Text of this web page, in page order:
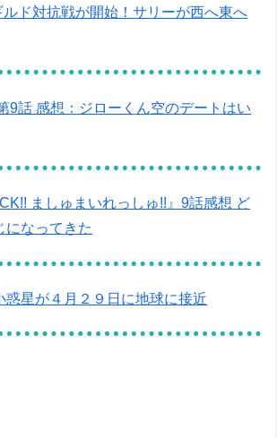
ド対抗戦が開始！サリーが西へ東へ
9話 感想：ジローくん空のデートはい
ましゅまいれっしゅ!!』9話感想 ど
になってきた
惑星が４月２９日に地球に接近